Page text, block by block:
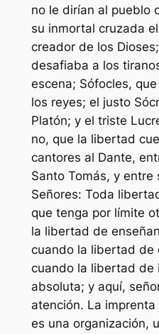
no le dirían al pueblo
su inmortal cruzada
creador de los
desafiaba a los
escena; Sófocles,
los reyes; el justo
Platón; y el triste
no, que la libertad
cantores al Dante,
Santo Tomás, y entre
Señores: Toda
que tenga por límite
la libertad de
cuando la libertad de
cuando la libertad de
absoluta; y aquí,
atención. La
es una organización,